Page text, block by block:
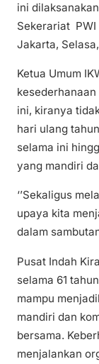
ini
Sekerariat PWI
Jakarta,
Ketua Umum
ini, kiranya
hari ulang
selama ini
yang mandiri
‘’Sekaligus
upaya kita
dalam
Pusat Indah
selama 61
mampu
mandiri dan
bersama.
menjalankan